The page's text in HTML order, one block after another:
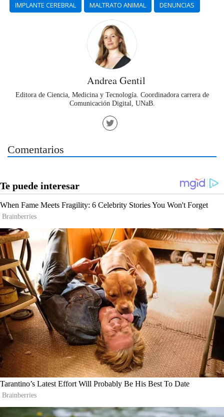
IMPLANTE CEREBRAL MALTRATO ANIMAL DENUNCIAS
Andrea Gentil
Editora de Ciencia, Medicina y Tecnología. Coordinadora carrera de
Comunicación Digital, UNaB.
Comentarios